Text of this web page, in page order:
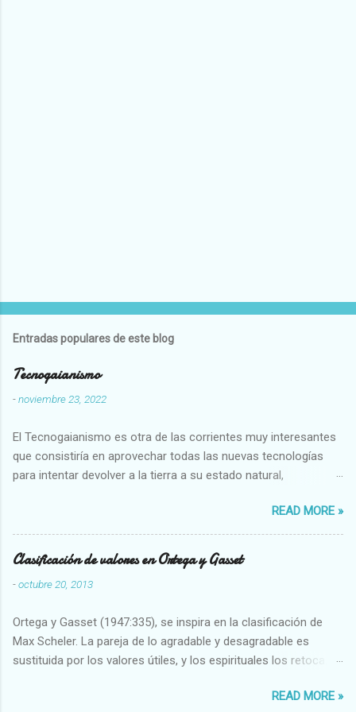
Entradas populares de este blog
Tecnogaianismo
-noviembre 23, 2022
El Tecnogaianismo es otra de las corrientes muy interesantes
que consistiría en aprovechar todas las nuevas tecnologías
para intentar devolver a la tierra a su estado natural,
READ MORE »
Clasificación de valores en Ortega y Gasset
-octubre 20, 2013
Ortega y Gasset (1947:335), se inspira en la clasificación de
Max Scheler. La pareja de lo agradable y desagradable es
sustituida por los valores útiles, y los espirituales los retoca.
Abundante-Escaso,etc 2 VITALES Sano-Enfermo Selecto-
READ MORE »